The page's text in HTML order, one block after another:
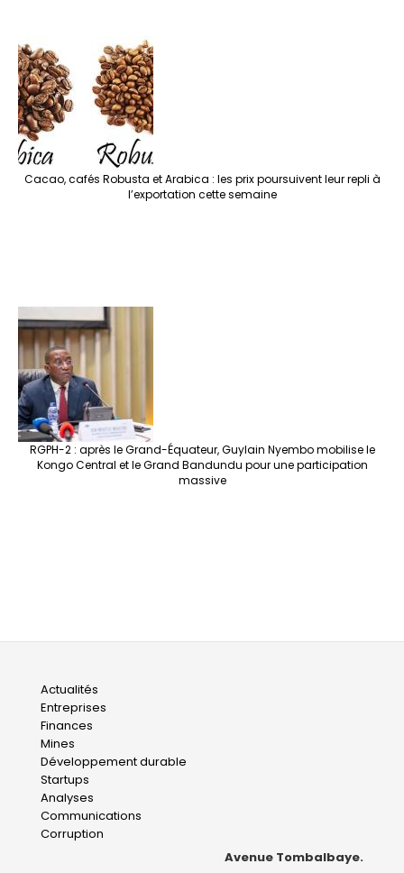
Cacao, cafés Robusta et Arabica : les prix poursuivent leur repli à
l’exportation cette semaine
RGPH-2 : après le Grand-Équateur, Guylain Nyembo mobilise le
Kongo Central et le Grand Bandundu pour une participation
massive
Main
navigation
Actualités
Entreprises
Finances
Mines
Développement durable
Startups
Analyses
Communications
Corruption
Avenue Tombalbaye.